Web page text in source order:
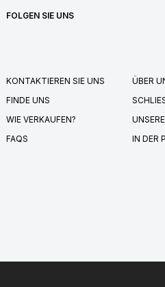
FOLGEN SIE UNS
KONTAKTIEREN SIE UNS
FINDE UNS
WIE VERKAUFEN?
FAQS
ÜBER
IN DER